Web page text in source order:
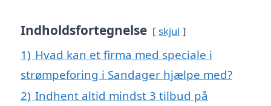
Indholdsfortegnelse skjul
1) Hvad kan et firma med speciale i
strømpeforing i Sandager hjælpe med?
2) Indhent altid mindst 3 tilbud på